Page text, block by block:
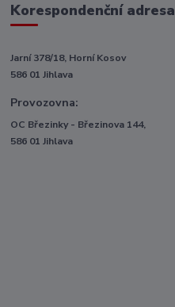
Korespondenční adresa
Jarní 378/18, Horní Kosov
586 01 Jihlava
Provozovna:
OC Březinky - Březinova 144,
586 01 Jihlava